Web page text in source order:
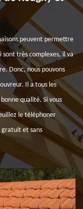
peuvent permettre
sont très complexes, il va
Donc, nous pouvons
Il a tous les
qualité. Si vous
le téléphoner
gratuit et sans